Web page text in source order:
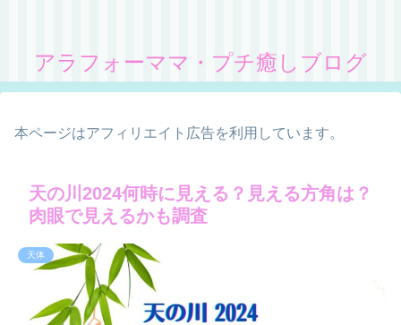
アラフォーママ・プチ癒しブログ
本ページはアフィリエイト広告を利用しています。
天の川2024何時に見える？見える方角は？
肉眼で見えるかも調査
天体